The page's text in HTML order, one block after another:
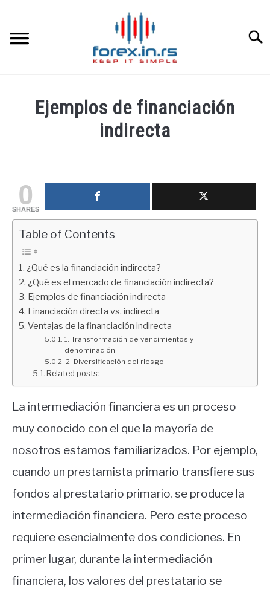
content
LA INVERSIÓN
Ejemplos de financiación
indirecta
in
Educación
financiera
0
SHARES
Table of Contents
¿Qué es la financiación indirecta?
¿Qué es el mercado de financiación indirecta?
Ejemplos de financiación indirecta
Financiación directa vs. indirecta
Ventajas de la financiación indirecta
1. Transformación de vencimientos y
denominación
2. Diversificación del riesgo:
Related posts:
La intermediación financiera es un proceso
muy conocido con el que la mayoría de
nosotros estamos familiarizados. Por ejemplo,
cuando un prestamista primario transfiere sus
fondos al prestatario primario, se produce la
intermediación financiera. Pero este proceso
requiere esencialmente dos condiciones. En
primer lugar, durante la intermediación
financiera, los valores del prestatario se